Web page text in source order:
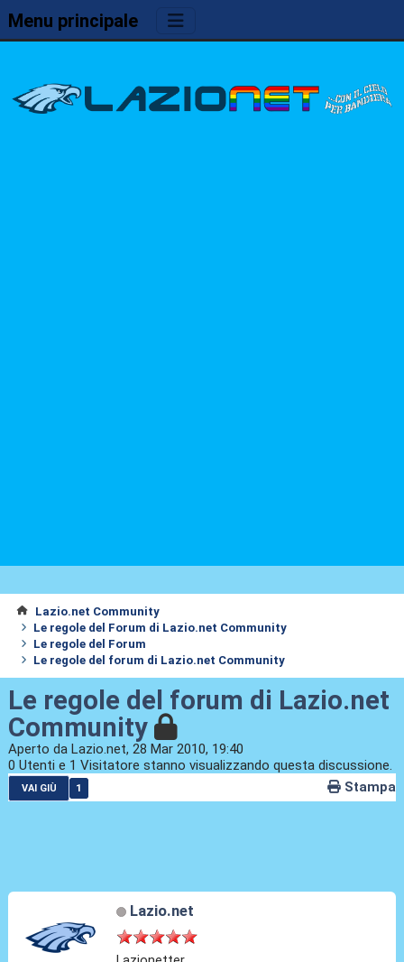
Menu principale
Lazio.net Community
Le regole del Forum di Lazio.net Community
Le regole del Forum
Le regole del forum di Lazio.net Community
Le regole del forum di Lazio.net
Community
Aperto da Lazio.net, 28 Mar 2010, 19:40
0 Utenti e 1 Visitatore stanno visualizzando questa discussione.
VAI GIÙ 1 Stampa
Lazio.net